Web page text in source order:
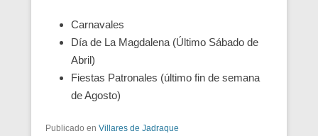
Carnavales
Día de La Magdalena (Último Sábado de
Abril)
Fiestas Patronales (último fin de semana
de Agosto)
Publicado en Villares de Jadraque